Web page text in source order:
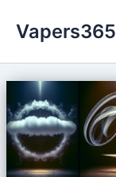
contenido
Vapers365